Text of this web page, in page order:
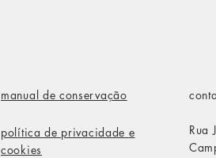
manual de conservação
política de privacidade e
cookies
Rua